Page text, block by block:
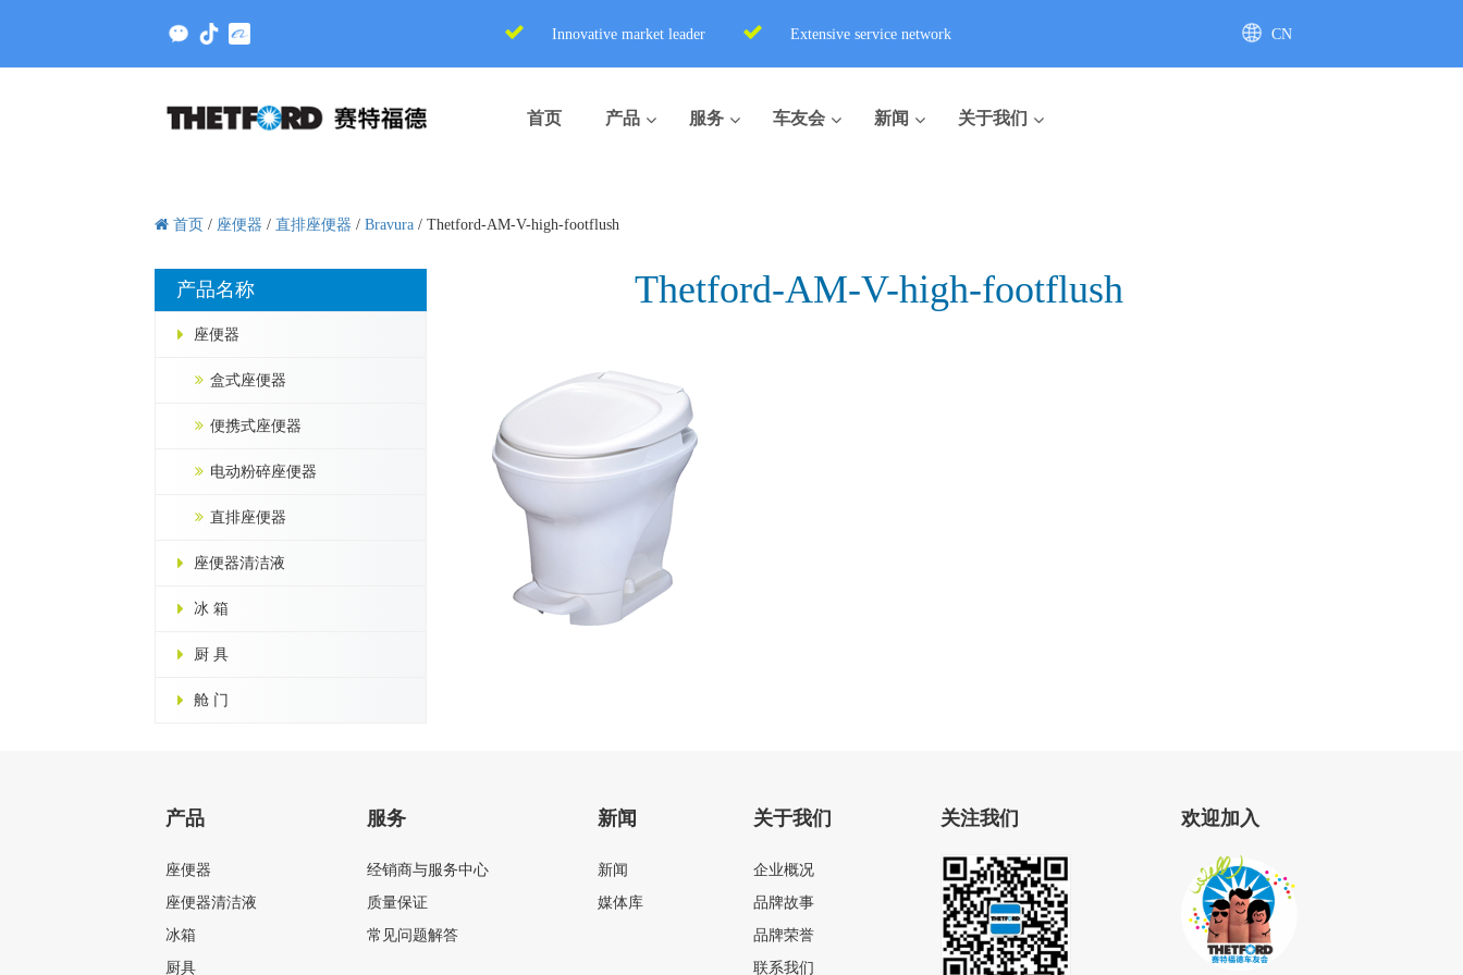
Innovative market leader Extensive service network CN
首页 产品 服务 车友会 新闻 关于我们
首页 / 座便器 / 直排座便器 / Bravura / Thetford-AM-V-high-footflush
产品名称
座便器
盒式座便器
便携式座便器
电动粉碎座便器
直排座便器
座便器清洁液
冰 箱
厨 具
舱 门
Thetford-AM-V-high-footflush
产品
座便器
座便器清洁液
冰箱
厨具
服务
经销商与服务中心
质量保证
常见问题解答
新闻
新闻
媒体库
关于我们
企业概况
品牌故事
品牌荣誉
联系我们
关注我们 欢迎加入